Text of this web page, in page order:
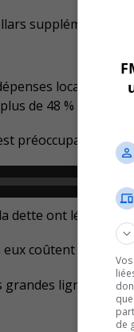
locales de
de 48 % du
préoccupante
dette ont
coûtent 6,5 M$,
grandes lignes en
de